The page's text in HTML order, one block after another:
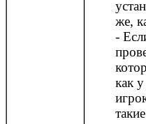
же,
-
как